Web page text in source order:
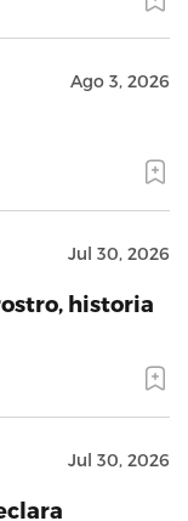
Ago 3, 2026
Jul 30, 2026
historia
Jul 30, 2026